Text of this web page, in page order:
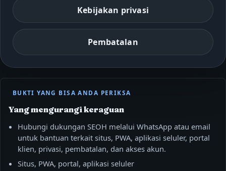
Kebijakan privasi
Pembatalan
BUKTI YANG BISA ANDA PERIKSA
Yang mengurangi keraguan
Hubungi dukungan SEOH melalui WhatsApp atau email
untuk bantuan terkait situs, PWA, aplikasi seluler, portal
klien, privasi, pembatalan, dan akses akun.
Situs, PWA, portal, aplikasi seluler